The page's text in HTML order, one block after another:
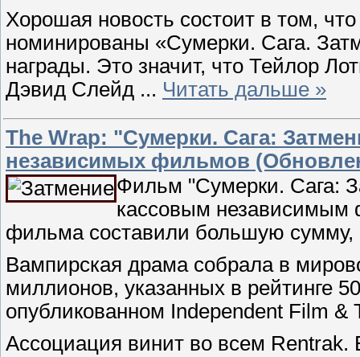
Хорошая новость состоит в том,
номинированы «Сумерки. Сага.
награды. Это значит, что Тейлор
Дэвид Слейд ... Читать дальше »
The Wrap: "Сумерки. Сага:
независимых фильмов
Фильм "Сумерки. Сага:
кассовым независимым
фильма составили большую сумму,
Вампирская драма собрала в
миллионов, указанных в рейтинге
опубликованном Independent Film &
Ассоциация винит во всем Rentrak.